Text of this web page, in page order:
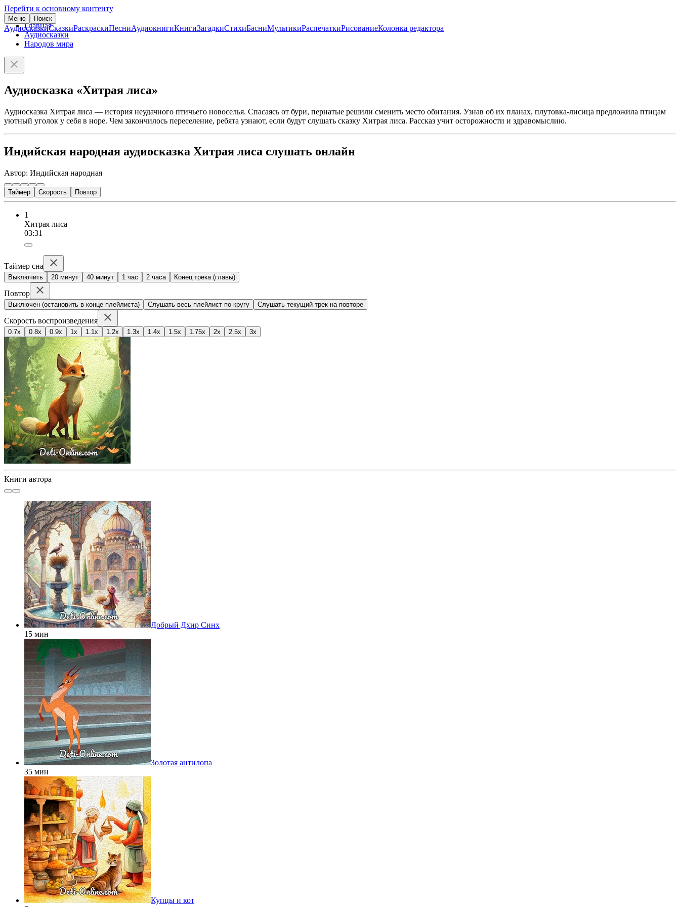
Перейти к основному контенту
Меню Поиск
АудиосказкиСказкиРаскраскиПесниАудиокнигиКнигиЗагадкиСтихиБасниМультикиРаспечаткиРисованиеКолонка редактора
Главная
Аудиосказки
Народов мира
Аудиосказка «Хитрая лиса»
Аудиосказка Хитрая лиса — история неудачного птичьего новоселья. Спасаясь от бури, пернатые решили сменить место обитания. Узнав об их планах, плутовка-лисица предложила птицам
уютный уголок у себя в норе. Чем закончилось переселение, ребята узнают, если будут слушать сказку Хитрая лиса. Рассказ учит осторожности и здравомыслию.
Индийская народная аудиосказка Хитрая лиса слушать онлайн
Автор: Индийская народная
Таймер Скорость Повтор
1
Хитрая лиса
03:31
Таймер сна
Выключить 20 минут 40 минут 1 час 2 часа Конец трека (главы)
Повтор
Выключен (остановить в конце плейлиста) Слушать весь плейлист по кругу Слушать текущий трек на повторе
Скорость воспроизведения
0.7x 0.8x 0.9x 1x 1.1x 1.2x 1.3x 1.4x 1.5x 1.75x 2x 2.5x 3x
Книги автора
Добрый Дхир Синх
15 мин
Золотая антилопа
35 мин
Купцы и кот